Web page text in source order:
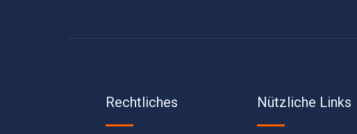
Rechtliches Nützliche Links